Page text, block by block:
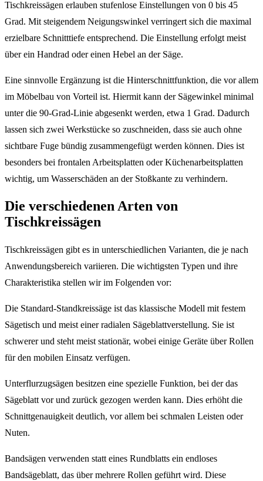
Tischkreissägen erlauben stufenlose Einstellungen von 0 bis 45
Grad. Mit steigendem Neigungswinkel verringert sich die maximal
erzielbare Schnitttiefe entsprechend. Die Einstellung erfolgt meist
über ein Handrad oder einen Hebel an der Säge.
Eine sinnvolle Ergänzung ist die Hinterschnittfunktion, die vor allem
im Möbelbau von Vorteil ist. Hiermit kann der Sägewinkel minimal
unter die 90-Grad-Linie abgesenkt werden, etwa 1 Grad. Dadurch
lassen sich zwei Werkstücke so zuschneiden, dass sie auch ohne
sichtbare Fuge bündig zusammengefügt werden können. Dies ist
besonders bei frontalen Arbeitsplatten oder Küchenarbeitsplatten
wichtig, um Wasserschäden an der Stoßkante zu verhindern.
Die verschiedenen Arten von
Tischkreissägen
Tischkreissägen gibt es in unterschiedlichen Varianten, die je nach
Anwendungsbereich variieren. Die wichtigsten Typen und ihre
Charakteristika stellen wir im Folgenden vor:
Die Standard-Standkreissäge ist das klassische Modell mit festem
Sägetisch und meist einer radialen Sägeblattverstellung. Sie ist
schwerer und steht meist stationär, wobei einige Geräte über Rollen
für den mobilen Einsatz verfügen.
Unterflurzugsägen besitzen eine spezielle Funktion, bei der das
Sägeblatt vor und zurück gezogen werden kann. Dies erhöht die
Schnittgenauigkeit deutlich, vor allem bei schmalen Leisten oder
Nuten.
Bandsägen verwenden statt eines Rundblatts ein endloses
Bandsägeblatt, das über mehrere Rollen geführt wird. Diese